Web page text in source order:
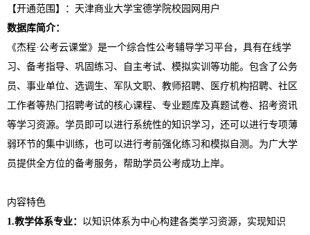
【开通范围】：天津商业大学宝德学院校园网用户
数据库简介：
《杰程·公考云课堂》是一个综合性公考辅导学习平台，具有在线学
习、备考指导、巩固练习、自主考试、模拟实训等功能。包含了公务
员、事业单位、选调生、军队文职、教师招聘、医疗机构招聘、社区
工作者等热门招聘考试的核心课程、专业题库及真题试卷、招考资讯
等学习资源。学员即可以进行系统性的知识学习，还可以进行专项薄
弱环节的集中训练，也可以进行考前强化练习和模拟自测。为广大学
员提供全方位的备考服务，帮助学员公考成功上岸。
内容特色
1.教学体系专业： 以知识体系为中心构建各类学习资源，实现知识